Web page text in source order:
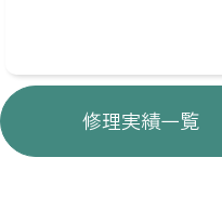
修理実績一覧